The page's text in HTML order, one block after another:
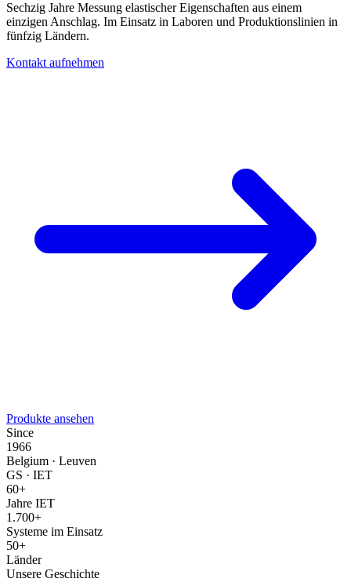
Sechzig Jahre Messung elastischer Eigenschaften aus einem
einzigen Anschlag. Im Einsatz in Laboren und Produktionslinien in
fünfzig Ländern.
Kontakt aufnehmen
Produkte ansehen
Since
1966
Belgium · Leuven
GS · IET
60+
Jahre IET
1.700+
Systeme im Einsatz
50+
Länder
Unsere Geschichte